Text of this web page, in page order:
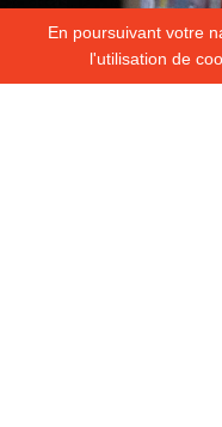
En poursuivant votre
l'utilisation de